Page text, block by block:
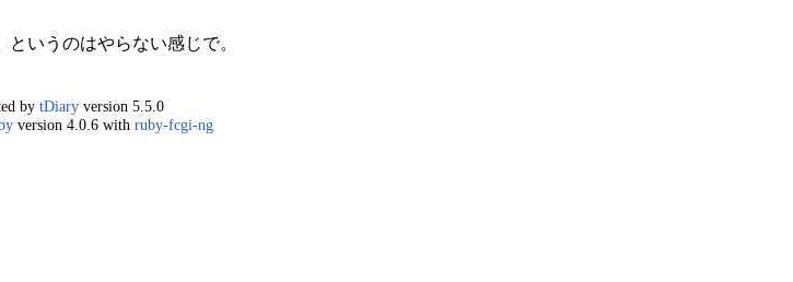
いうのはやらない感じで。
by tDiaryversion 5.5.0
version 4.0.6 with ruby-fcgi-ng